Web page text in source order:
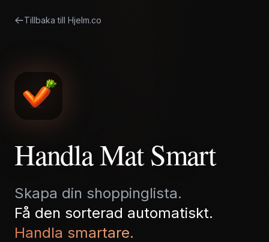
Tillbaka till Hjelm.co
Handla Mat Smart
Skapa din shoppinglista.
Få den sorterad automatiskt.
Handla smartare.